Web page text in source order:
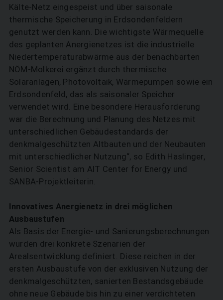
Kälte-Netz eingespeist und über saisonale
thermische Speicherung in Erdsondenfeldern
genutzt werden kann. Die wichtigste Wärmequelle
des geplanten Anergienetzes ist die industrielle
Niedertemperaturabwärme aus der benachbarten
NÖM-Molkerei ergänzt durch thermische
Solaranlagen, Photovoltaik, Wärmepumpen sowie ein
Erdsondenfeld, das als saisonaler Speicher
verwendet wird. Eine besondere Herausforderung
war die Berechnung und Planung des Netzes mit
unterschiedlichen Gebäudestandards der
denkmalgeschützten Altbauten und der Neubauten
mit unterschiedlicher Nutzung“, so Edith Haslinger,
Senior Scientist am AIT Center for Energy und
SANBA-Projektleiterin.
Innovatives Anergienetz in drei ­möglichen
Ausbaustufen
Als Basis der Energie- und Sanierungsberechnungen
wurden drei konkrete Szenarien der
Arealsentwicklung definiert. Diese reichen in der
ersten Ausbaustufe von der exklusiven Nutzung der
denkmalgeschützten, sanierten Bestands­gebäude
ohne neue Gebäude bis hin zu einer verdichteten